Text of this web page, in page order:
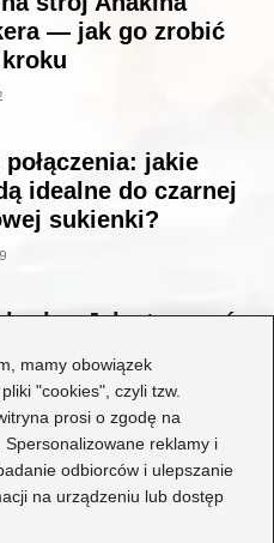
mamy obowiązek
"cookies", czyli tzw.
prosi o zgodę na
reklamy i
odbiorców i ulepszanie
na urządzeniu lub dostęp
— jak go zrobić
jakie
idealne do czarnej
sukienki?
kroku: Jak stworzyć
dla każdego fana